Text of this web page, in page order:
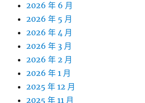
2026 年 6 月
2026 年 5 月
2026 年 4 月
2026 年 3 月
2026 年 2 月
2026 年 1 月
2025 年 12 月
2025 年 11 月